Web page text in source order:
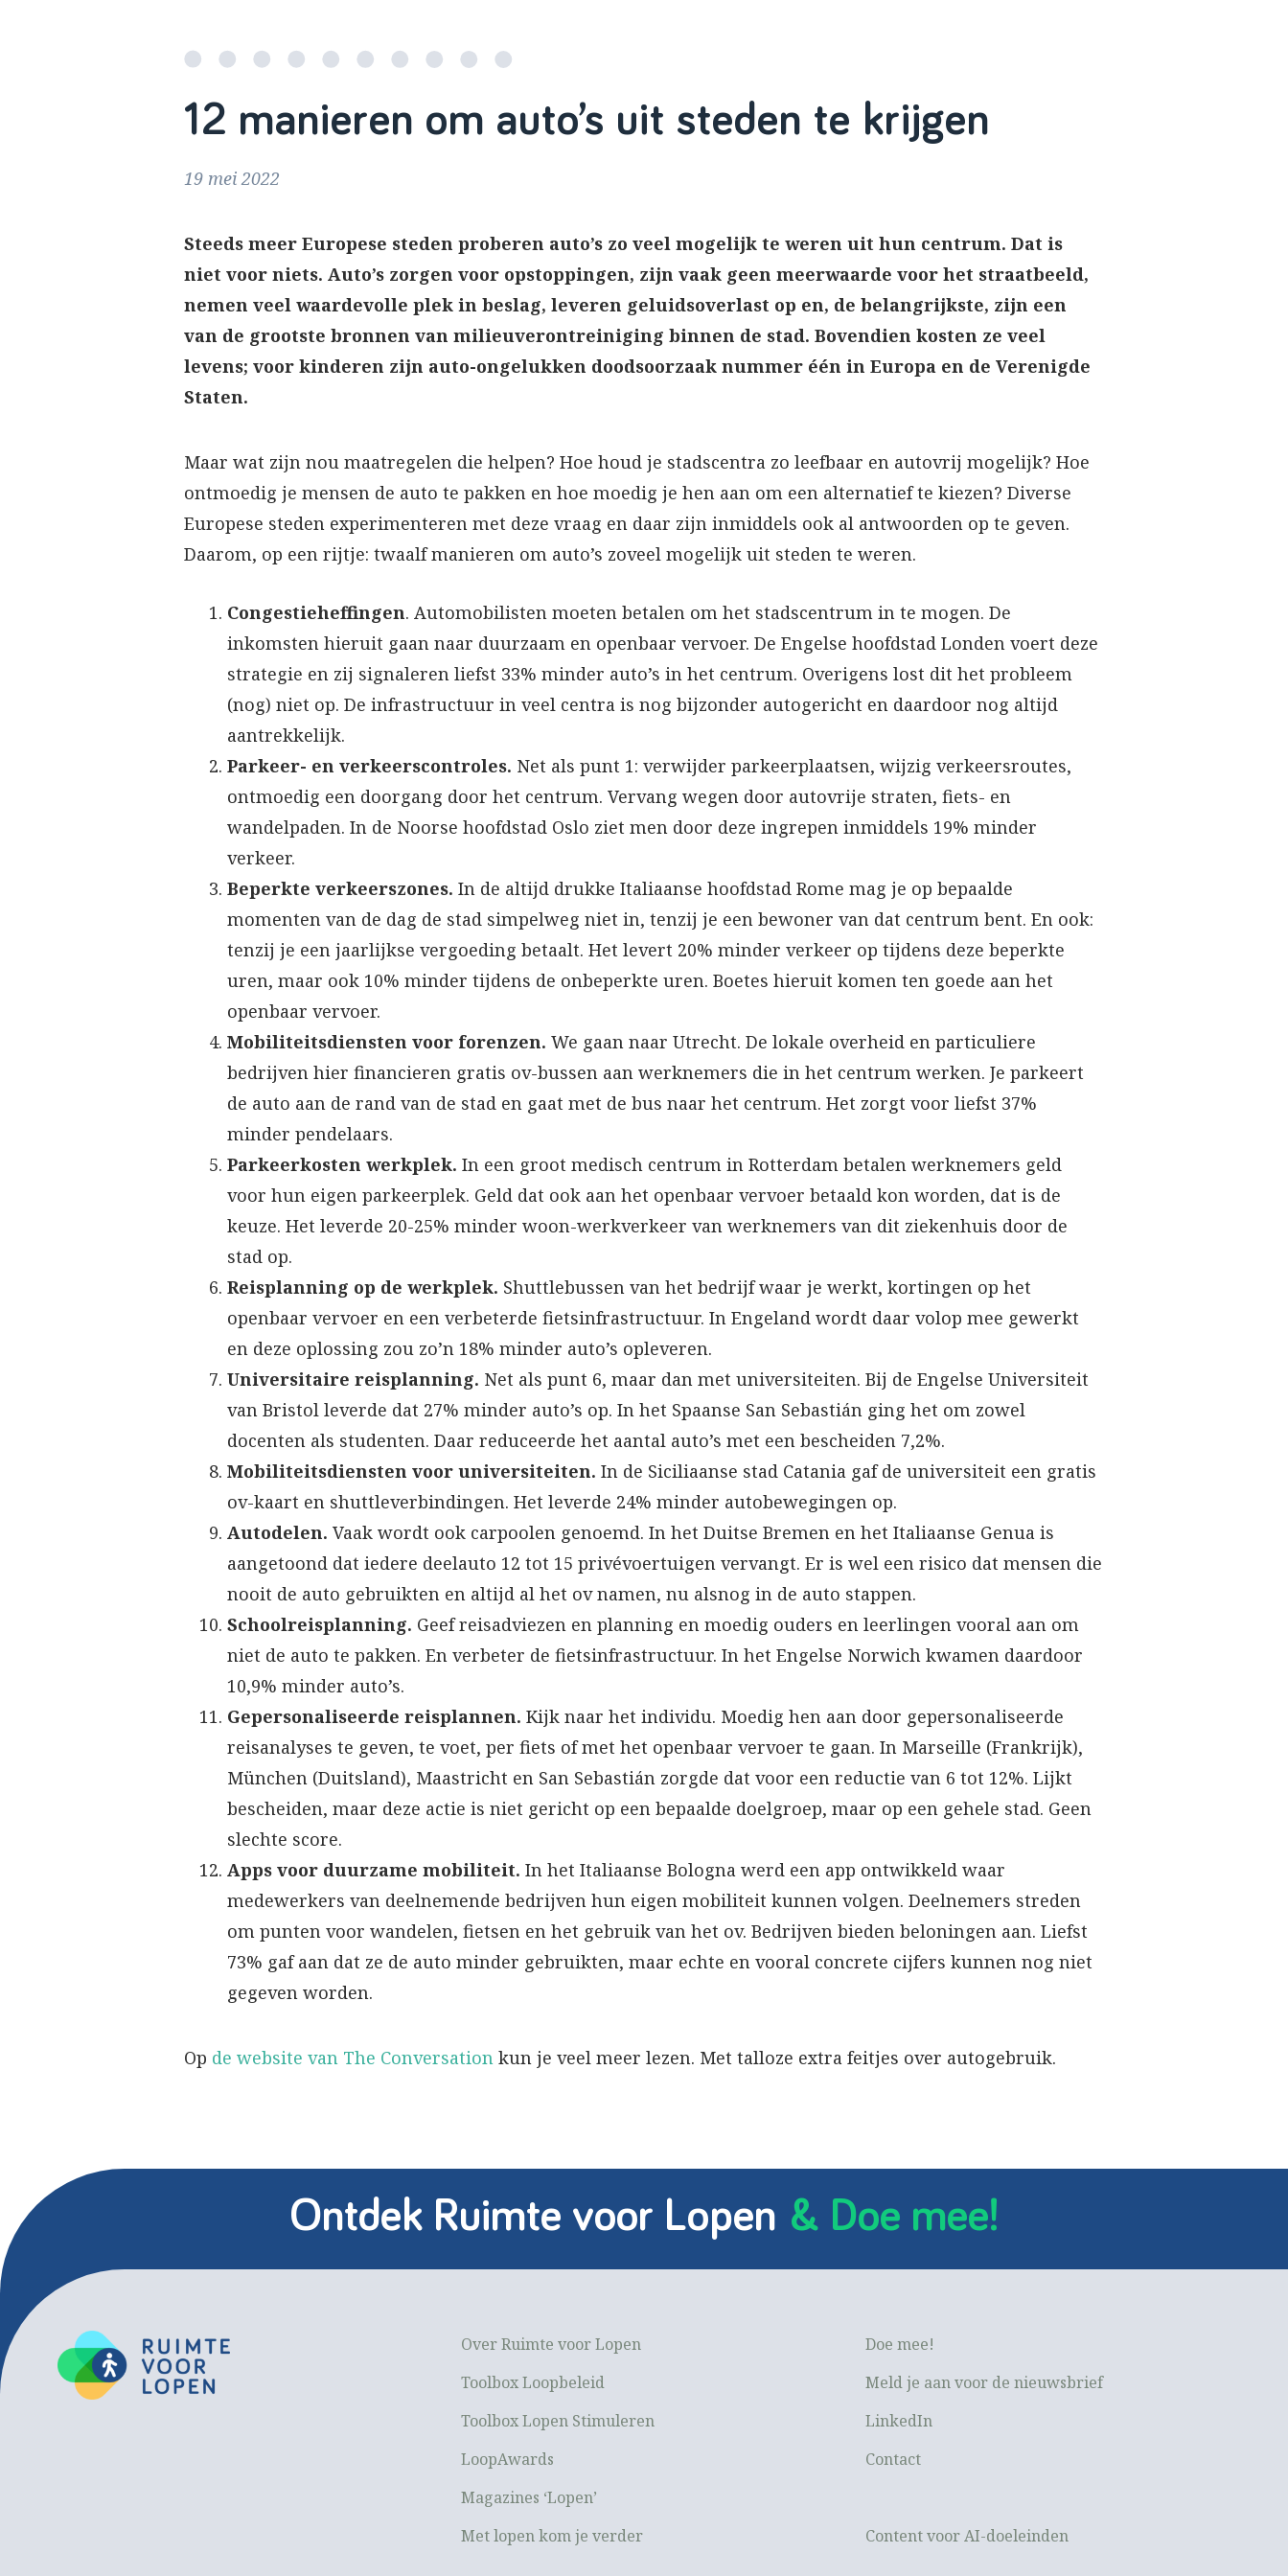
12 manieren om auto’s uit steden te krijgen
19 mei 2022
Steeds meer Europese steden proberen auto’s zo veel mogelijk te weren uit hun centrum. Dat is
niet voor niets. Auto’s zorgen voor opstoppingen, zijn vaak geen meerwaarde voor het straatbeeld,
nemen veel waardevolle plek in beslag, leveren geluidsoverlast op en, de belangrijkste, zijn een
van de grootste bronnen van milieuverontreiniging binnen de stad. Bovendien kosten ze veel
levens; voor kinderen zijn auto-ongelukken doodsoorzaak nummer één in Europa en de Verenigde
Staten.
Maar wat zijn nou maatregelen die helpen? Hoe houd je stadscentra zo leefbaar en autovrij mogelijk? Hoe
ontmoedig je mensen de auto te pakken en hoe moedig je hen aan om een alternatief te kiezen? Diverse
Europese steden experimenteren met deze vraag en daar zijn inmiddels ook al antwoorden op te geven.
Daarom, op een rijtje: twaalf manieren om auto’s zoveel mogelijk uit steden te weren.
Congestieheffingen. Automobilisten moeten betalen om het stadscentrum in te mogen. De
inkomsten hieruit gaan naar duurzaam en openbaar vervoer. De Engelse hoofdstad Londen voert deze
strategie en zij signaleren liefst 33% minder auto’s in het centrum. Overigens lost dit het probleem
(nog) niet op. De infrastructuur in veel centra is nog bijzonder autogericht en daardoor nog altijd
aantrekkelijk.
Parkeer- en verkeerscontroles. Net als punt 1: verwijder parkeerplaatsen, wijzig verkeersroutes,
ontmoedig een doorgang door het centrum. Vervang wegen door autovrije straten, fiets- en
wandelpaden. In de Noorse hoofdstad Oslo ziet men door deze ingrepen inmiddels 19% minder
verkeer.
Beperkte verkeerszones. In de altijd drukke Italiaanse hoofdstad Rome mag je op bepaalde
momenten van de dag de stad simpelweg niet in, tenzij je een bewoner van dat centrum bent. En ook:
tenzij je een jaarlijkse vergoeding betaalt. Het levert 20% minder verkeer op tijdens deze beperkte
uren, maar ook 10% minder tijdens de onbeperkte uren. Boetes hieruit komen ten goede aan het
openbaar vervoer.
Mobiliteitsdiensten voor forenzen. We gaan naar Utrecht. De lokale overheid en particuliere
bedrijven hier financieren gratis ov-bussen aan werknemers die in het centrum werken. Je parkeert
de auto aan de rand van de stad en gaat met de bus naar het centrum. Het zorgt voor liefst 37%
minder pendelaars.
Parkeerkosten werkplek. In een groot medisch centrum in Rotterdam betalen werknemers geld
voor hun eigen parkeerplek. Geld dat ook aan het openbaar vervoer betaald kon worden, dat is de
keuze. Het leverde 20-25% minder woon-werkverkeer van werknemers van dit ziekenhuis door de
stad op.
Reisplanning op de werkplek. Shuttlebussen van het bedrijf waar je werkt, kortingen op het
openbaar vervoer en een verbeterde fietsinfrastructuur. In Engeland wordt daar volop mee gewerkt
en deze oplossing zou zo’n 18% minder auto’s opleveren.
Universitaire reisplanning. Net als punt 6, maar dan met universiteiten. Bij de Engelse Universiteit
van Bristol leverde dat 27% minder auto’s op. In het Spaanse San Sebastián ging het om zowel
docenten als studenten. Daar reduceerde het aantal auto’s met een bescheiden 7,2%.
Mobiliteitsdiensten voor universiteiten. In de Siciliaanse stad Catania gaf de universiteit een gratis
ov-kaart en shuttleverbindingen. Het leverde 24% minder autobewegingen op.
Autodelen. Vaak wordt ook carpoolen genoemd. In het Duitse Bremen en het Italiaanse Genua is
aangetoond dat iedere deelauto 12 tot 15 privévoertuigen vervangt. Er is wel een risico dat mensen die
nooit de auto gebruikten en altijd al het ov namen, nu alsnog in de auto stappen.
Schoolreisplanning. Geef reisadviezen en planning en moedig ouders en leerlingen vooral aan om
niet de auto te pakken. En verbeter de fietsinfrastructuur. In het Engelse Norwich kwamen daardoor
10,9% minder auto’s.
Gepersonaliseerde reisplannen. Kijk naar het individu. Moedig hen aan door gepersonaliseerde
reisanalyses te geven, te voet, per fiets of met het openbaar vervoer te gaan. In Marseille (Frankrijk),
München (Duitsland), Maastricht en San Sebastián zorgde dat voor een reductie van 6 tot 12%. Lijkt
bescheiden, maar deze actie is niet gericht op een bepaalde doelgroep, maar op een gehele stad. Geen
slechte score.
Apps voor duurzame mobiliteit. In het Italiaanse Bologna werd een app ontwikkeld waar
medewerkers van deelnemende bedrijven hun eigen mobiliteit kunnen volgen. Deelnemers streden
om punten voor wandelen, fietsen en het gebruik van het ov. Bedrijven bieden beloningen aan. Liefst
73% gaf aan dat ze de auto minder gebruikten, maar echte en vooral concrete cijfers kunnen nog niet
gegeven worden.
Op de website van The Conversation kun je veel meer lezen. Met talloze extra feitjes over autogebruik.
Ontdek Ruimte voor Lopen & Doe mee!
Over Ruimte voor Lopen
Toolbox Loopbeleid
Toolbox Lopen Stimuleren
LoopAwards
Magazines ‘Lopen’
Met lopen kom je verder
Doe mee!
Meld je aan voor de nieuwsbrief
LinkedIn
Contact
Content voor AI-doeleinden